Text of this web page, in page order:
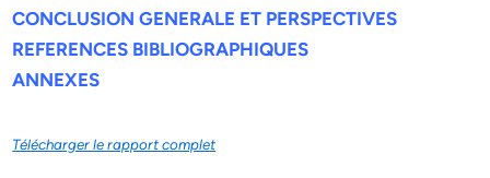
CONCLUSION GENERALE ET PERSPECTIVES
REFERENCES BIBLIOGRAPHIQUES
ANNEXES
Télécharger le rapport complet